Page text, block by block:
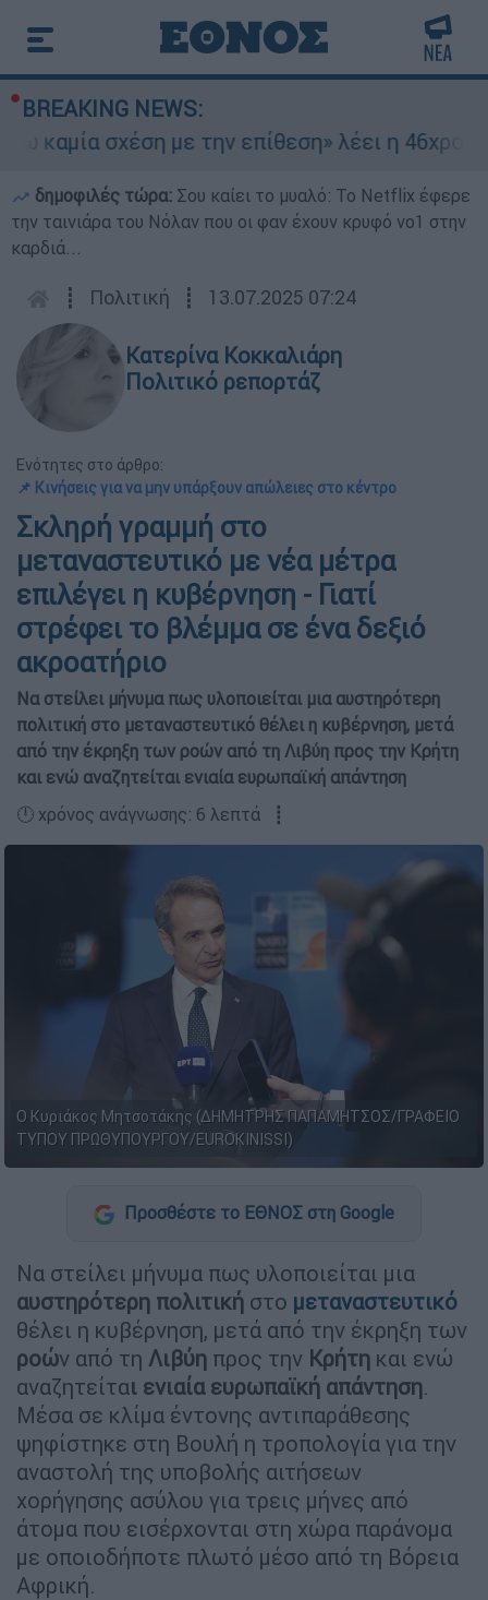
BREAKING NEWS:
σχέση με την επίθεση» λέει η 46χρονη -
δημοφιλές τώρα: Σου καίει το μυαλό: Το Netflix έφερε
την ταινιάρα του Νόλαν που οι φαν έχουν κρυφό νο1 στην
καρδιά...
┋ Πολιτική ┋ 13.07.2025 07:24
Κατερίνα Κοκκαλιάρη
Πολιτικό ρεπορτάζ
Ενότητες στο άρθρο:
📌 Κινήσεις για να μην υπάρξουν απώλειες στο κέντρο
Σκληρή γραμμή στο
μεταναστευτικό με νέα μέτρα
επιλέγει η κυβέρνηση - Γιατί
στρέφει το βλέμμα σε ένα δεξιό
ακροατήριο
Nα στείλει μήνυμα πως υλοποιείται μια αυστηρότερη
πολιτική στο μεταναστευτικό θέλει η κυβέρνηση, μετά
από την έκρηξη των ροών από τη Λιβύη προς την Κρήτη
και ενώ αναζητείται ενιαία ευρωπαϊκή απάντηση
🕛 χρόνος ανάγνωσης: 6 λεπτά ┋
Ο Κυριάκος Μητσοτάκης (ΔΗΜΗΤΡΗΣ ΠΑΠΑΜΗΤΣΟΣ/ΓΡΑΦΕΙΟ
ΤΥΠΟΥ ΠΡΩΘΥΠΟΥΡΓΟΥ/EUROKINISSI)
Προσθέστε το ΕΘΝΟΣ στη Google
Nα στείλει μήνυμα πως υλοποιείται μια
αυστηρότερη πολιτική στο μεταναστευτικό
θέλει η κυβέρνηση, μετά από την έκρηξη των
ροών από τη Λιβύη προς την Κρήτη και ενώ
αναζητείται ενιαία ευρωπαϊκή απάντηση.
Μέσα σε κλίμα έντονης αντιπαράθεσης
ψηφίστηκε στη Βουλή η τροπολογία για την
αναστολή της υποβολής αιτήσεων
χορήγησης ασύλου για τρεις μήνες από
άτομα που εισέρχονται στη χώρα παράνομα
με οποιοδήποτε πλωτό μέσο από τη Βόρεια
Αφρική.